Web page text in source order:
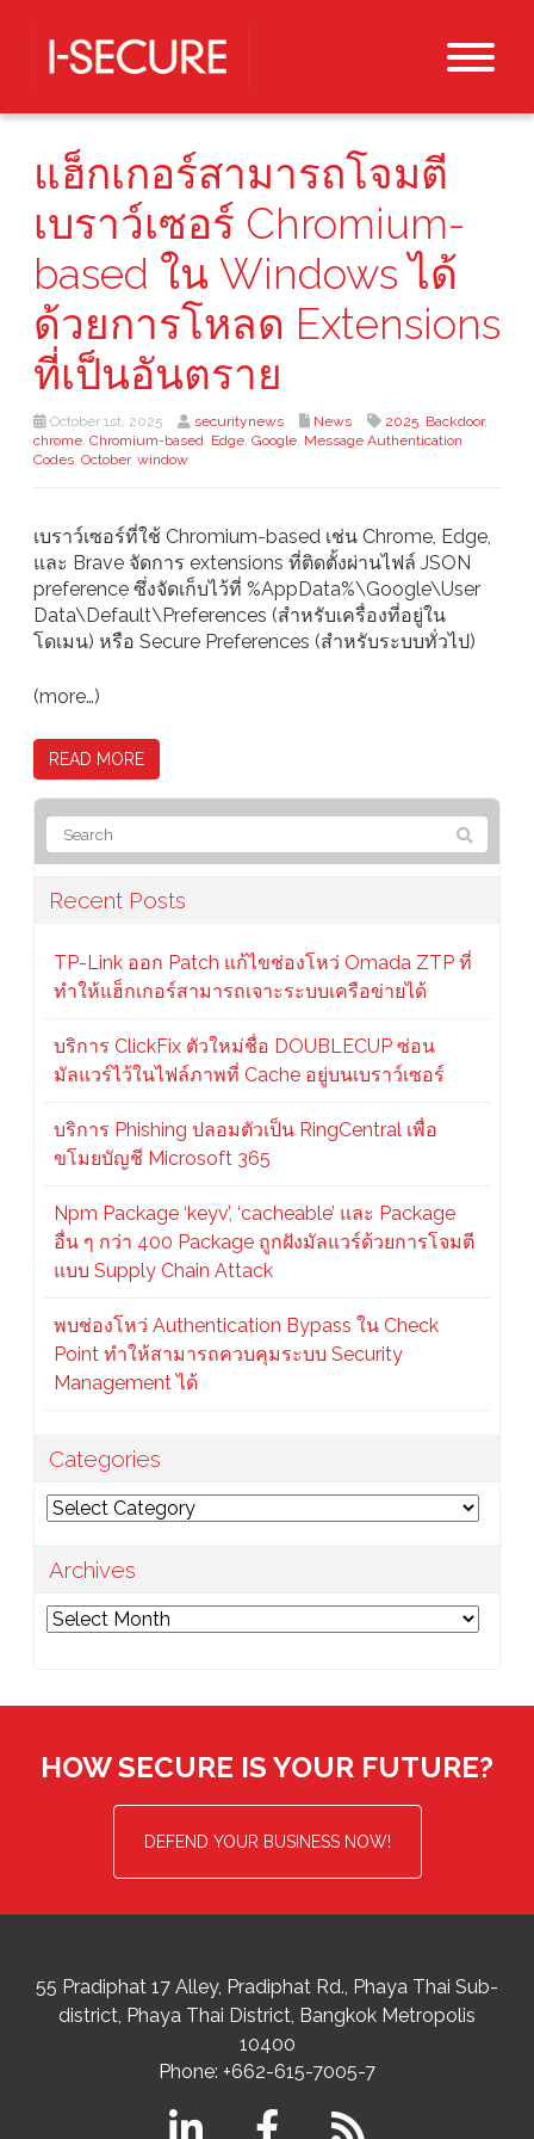
แฮ็กเกอร์สามารถโจมตี
เบราว์เซอร์ Chromium-
based ใน Windows ได้
ด้วยการโหลด Extensions
ที่เป็นอันตราย
October 1st, 2025 securitynews News 2025, Backdoor,
chrome, Chromium-based, Edge, Google, Message Authentication
Codes, October, window
เบราว์เซอร์ที่ใช้ Chromium-based เช่น Chrome, Edge,
และ Brave จัดการ extensions ที่ติดตั้งผ่านไฟล์ JSON
preference ซึ่งจัดเก็บไว้ที่ %AppData%\Google\User
Data\Default\Preferences (สำหรับเครื่องที่อยู่ใน
โดเมน) หรือ Secure Preferences (สำหรับระบบทั่วไป)
(more…)
READ MORE
Recent Posts
TP-Link ออก Patch แก้ไขช่องโหว่ Omada ZTP ที่
ทำให้แฮ็กเกอร์สามารถเจาะระบบเครือข่ายได้
บริการ ClickFix ตัวใหม่ชื่อ DOUBLECUP ซ่อน
มัลแวร์ไว้ในไฟล์ภาพที่ Cache อยู่บนเบราว์เซอร์
บริการ Phishing ปลอมตัวเป็น RingCentral เพื่อ
ขโมยบัญชี Microsoft 365
Npm Package ‘keyv’, ‘cacheable’ และ Package
อื่น ๆ กว่า 400 Package ถูกฝังมัลแวร์ด้วยการโจมตี
แบบ Supply Chain Attack
พบช่องโหว่ Authentication Bypass ใน Check
Point ทำให้สามารถควบคุมระบบ Security
Management ได้
Categories
Categories
Archives
Archives
HOW SECURE IS YOUR FUTURE?
DEFEND YOUR BUSINESS NOW!
55 Pradiphat 17 Alley, Pradiphat Rd., Phaya Thai Sub-
district Phaya Thai District, Bangkok Metropolis
10400
Phone: +662-615-7005-7